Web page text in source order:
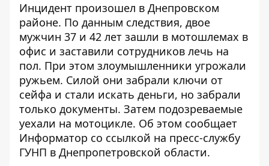
Инцидент произошел в Днепровском
районе. По данным следствия, двое
мужчин 37 и 42 лет зашли в мотошлемах в
офис и заставили сотрудников лечь на
пол. При этом злоумышленники угрожали
ружьем. Силой они забрали ключи от
сейфа и стали искать деньги, но забрали
только документы. Затем подозреваемые
уехали на мотоцикле. Об этом сообщает
Информатор со ссылкой на пресс-службу
ГУНП в Днепропетровской области.